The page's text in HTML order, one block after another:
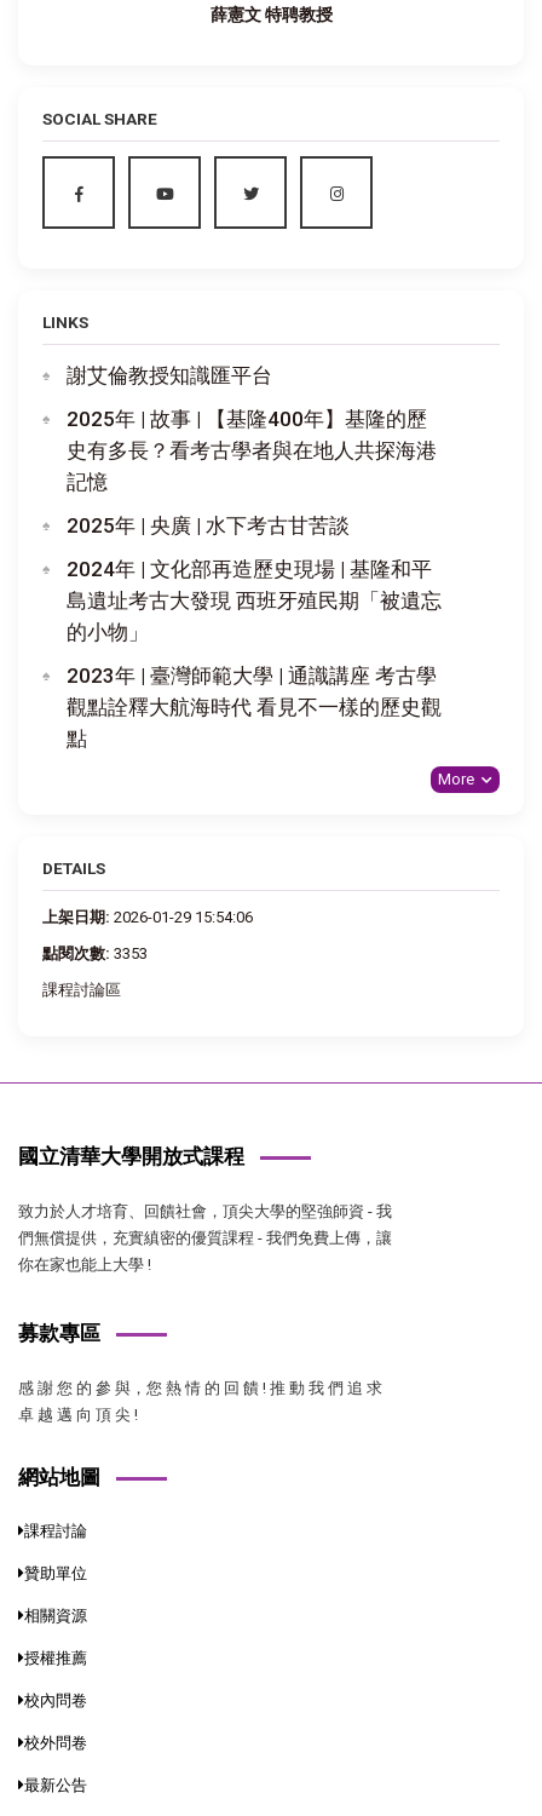
薛憲文 特聘教授
SOCIAL SHARE
LINKS
謝艾倫教授知識匯平台
2025年 | 故事 | 【基隆400年】基隆的歷
史有多長？看考古學者與在地人共探海港
記憶
2025年 | 央廣 | 水下考古甘苦談
2024年 | 文化部再造歷史現場 | 基隆和平
島遺址考古大發現 西班牙殖民期「被遺忘
的小物」
2023年 | 臺灣師範大學 | 通識講座 考古學
觀點詮釋大航海時代 看見不一樣的歷史觀
點
More
DETAILS
上架日期: 2026-01-29 15:54:06
點閱次數: 3353
課程討論區
國立清華大學開放式課程
致力於人才培育、回饋社會，頂尖大學的堅強師資 - 我
們無償提供，充實縝密的優質課程 - 我們免費上傳，讓
你在家也能上大學 !
募款專區
感 謝 您 的 參 與，您 熱 情 的 回 饋 ! 推 動 我 們 追 求
卓 越 邁 向 頂 尖 !
網站地圖
課程討論
贊助單位
相關資源
授權推薦
校內問卷
校外問卷
最新公告